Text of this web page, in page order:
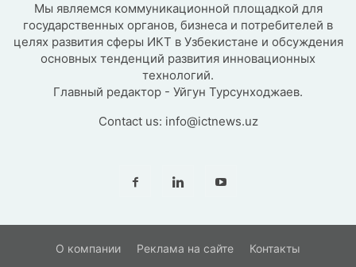
Мы являемся коммуникационной площадкой для
государственных органов, бизнеса и потребителей в
целях развития сферы ИКТ в Узбекистане и обсуждения
основных тенденций развития инновационных
технологий.
Главный редактор - Уйгун Турсунходжаев.
Contact us: info@ictnews.uz
О компании Реклама на сайте Контакты